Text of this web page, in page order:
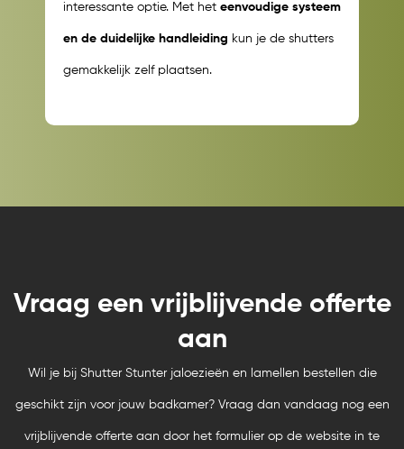
interessante optie. Met het eenvoudige systeem
en de duidelijke handleiding kun je de shutters
gemakkelijk zelf plaatsen.
Vraag een vrijblijvende offerte
aan
Wil je bij Shutter Stunter jaloezieën en lamellen bestellen die
geschikt zijn voor jouw badkamer? Vraag dan vandaag nog een
vrijblijvende offerte aan door het formulier op de website in te